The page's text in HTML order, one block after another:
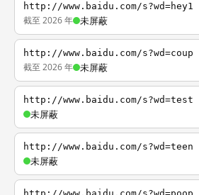
http://www.baidu.com/s?wd=hey1
截至 2026 年 未屏蔽
http://www.baidu.com/s?wd=coup
截至 2026 年 未屏蔽
http://www.baidu.com/s?wd=test
未屏蔽
http://www.baidu.com/s?wd=teen
未屏蔽